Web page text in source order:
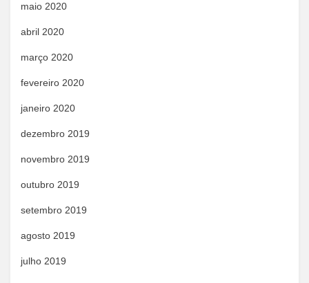
maio 2020
abril 2020
março 2020
fevereiro 2020
janeiro 2020
dezembro 2019
novembro 2019
outubro 2019
setembro 2019
agosto 2019
julho 2019